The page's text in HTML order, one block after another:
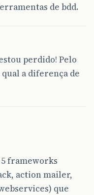
de bdd.
perdido! Pelo
qual a diferença de
frameworks
action mailer,
que